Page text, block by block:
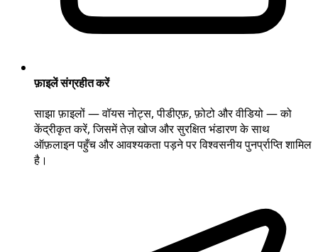
फ़ाइलें संग्रहीत करें
साझा फ़ाइलों — वॉयस नोट्स, पीडीएफ़, फ़ोटो और वीडियो — को
केंद्रीकृत करें, जिसमें तेज़ खोज और सुरक्षित भंडारण के साथ
ऑफ़लाइन पहुँच और आवश्यकता पड़ने पर विश्वसनीय पुनर्प्राप्ति शामिल
है।